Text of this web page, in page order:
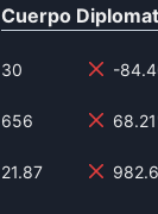
Cuerpo
30 -
656
21.87